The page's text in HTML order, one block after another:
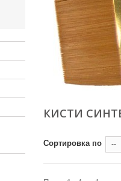
КИСТИ
Сортировка по --